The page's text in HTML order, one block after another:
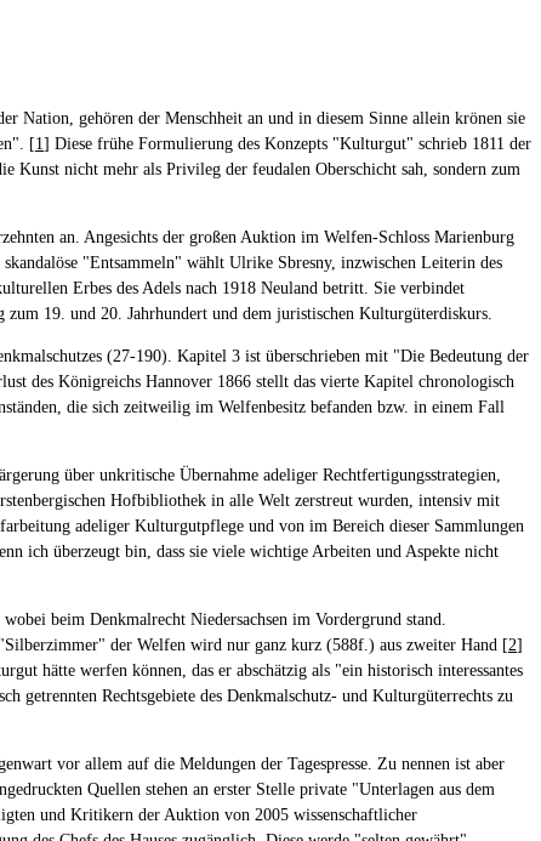
Nation, gehören der Menschheit an und in diesem Sinne allein krönen sie
[1 ] Diese frühe Formulierung des Konzepts "Kulturgut" schrieb 1811 der
Kunst nicht mehr als Privileg der feudalen Oberschicht sah, sondern zum
an. Angesichts der großen Auktion im Welfen-Schloss Marienburg
"Entsammeln" wählt Ulrike Sbresny, inzwischen Leiterin des
Erbes des Adels nach 1918 Neuland betritt. Sie verbindet
zum 19. und 20. Jahrhundert und dem juristischen Kulturgüterdiskurs.
(27-190). Kapitel 3 ist überschrieben mit "Die Bedeutung der
des Königreichs Hannover 1866 stellt das vierte Kapitel chronologisch
die sich zeitweilig im Welfenbesitz befanden bzw. in einem Fall
über unkritische Übernahme adeliger Rechtfertigungsstrategien,
Hofbibliothek in alle Welt zerstreut wurden, intensiv mit
adeliger Kulturgutpflege und von im Bereich dieser Sammlungen
ich überzeugt bin, dass sie viele wichtige Arbeiten und Aspekte nicht
beim Denkmalrecht Niedersachsen im Vordergrund stand.
der Welfen wird nur ganz kurz (588f.) aus zweiter Hand [2]
hätte werfen können, das er abschätzig als "ein historisch interessantes
getrennten Rechtsgebiete des Denkmalschutz- und Kulturgüterrechts zu
vor allem auf die Meldungen der Tagespresse. Zu nennen ist aber
Quellen stehen an erster Stelle private "Unterlagen aus dem
und Kritikern der Auktion von 2005 wissenschaftlicher